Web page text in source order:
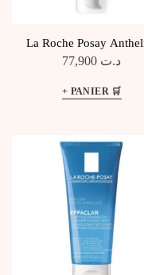
La Roche Posay
Uvmune 400 Oil Control
د.ت